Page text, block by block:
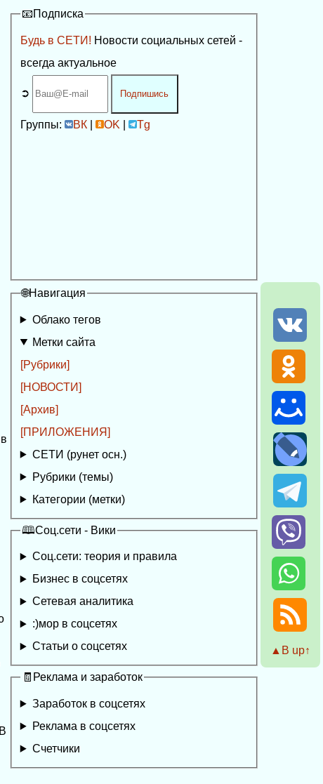
▲Β up↑
📧Подписка
Будь в СЕТИ! Новости социальных сетей -
всегда актуальное
➲ Подпишись
Группы: ВК| OK Tg
🌐Навигация
Облако тегов
Метки сайта
[Рубрики]
[НОВОСТИ]
[Архив]
[ПРИЛОЖЕНИЯ]
СЕТИ (рунет осн.)
Рубрики (темы)
Категории (метки)
🕮Соц.сети - Вики
Соц.сети: теория и правила
Бизнес в соцсетях
Сетевая аналитика
:)мор в соцсетях
Статьи о соцсетях
🧾Реклама и заработок
Заработок в соцсетях
Реклама в соцсетях
Счетчики